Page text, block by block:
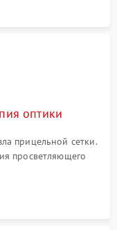
оптики
прицельной сетки.
просветляющего
очистка стекол
гравированной